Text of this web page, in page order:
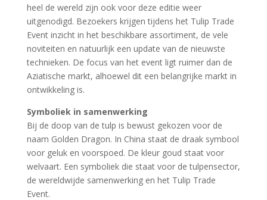
heel de wereld zijn ook voor deze editie weer
uitgenodigd. Bezoekers krijgen tijdens het Tulip Trade
Event inzicht in het beschikbare assortiment, de vele
noviteiten en natuurlijk een update van de nieuwste
technieken. De focus van het event ligt ruimer dan de
Aziatische markt, alhoewel dit een belangrijke markt in
ontwikkeling is.
Symboliek in samenwerking
Bij de doop van de tulp is bewust gekozen voor de
naam Golden Dragon. In China staat de draak symbool
voor geluk en voorspoed. De kleur goud staat voor
welvaart. Een symboliek die staat voor de tulpensector,
de wereldwijde samenwerking en het Tulip Trade
Event.